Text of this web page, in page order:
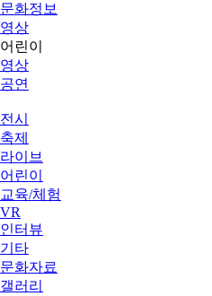
문화정보
영상
어린이
영상
공연
전시
축제
라이브
어린이
교육/체험
VR
인터뷰
기타
문화자료
갤러리